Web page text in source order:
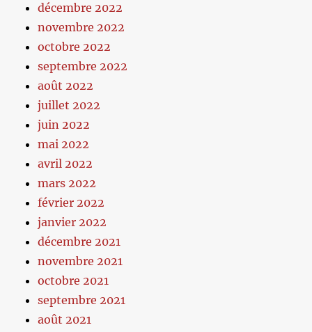
décembre 2022
novembre 2022
octobre 2022
septembre 2022
août 2022
juillet 2022
juin 2022
mai 2022
avril 2022
mars 2022
février 2022
janvier 2022
décembre 2021
novembre 2021
octobre 2021
septembre 2021
août 2021